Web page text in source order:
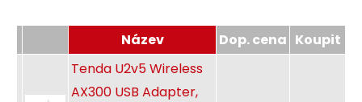
Název Dop. cena Koupit
Tenda U2v5 Wireless
AX300 USB Adapter,